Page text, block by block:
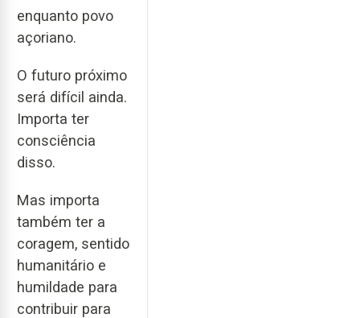
enquanto povo
açoriano.
O futuro próximo
será difícil ainda.
Importa ter
consciência
disso.
Mas importa
também ter a
coragem, sentido
humanitário e
humildade para
contribuir para